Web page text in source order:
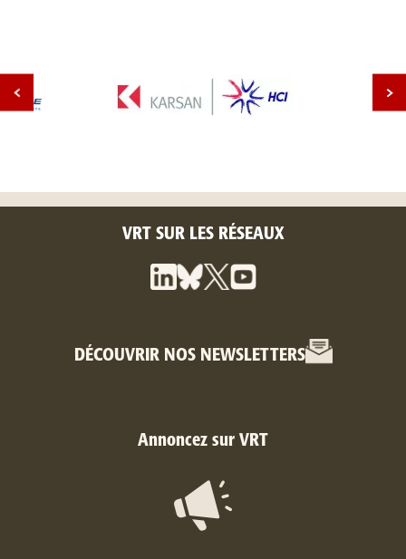
VRT SUR LES RÉSEAUX
DÉCOUVRIR NOS NEWSLETTERS
Annoncez sur VRT